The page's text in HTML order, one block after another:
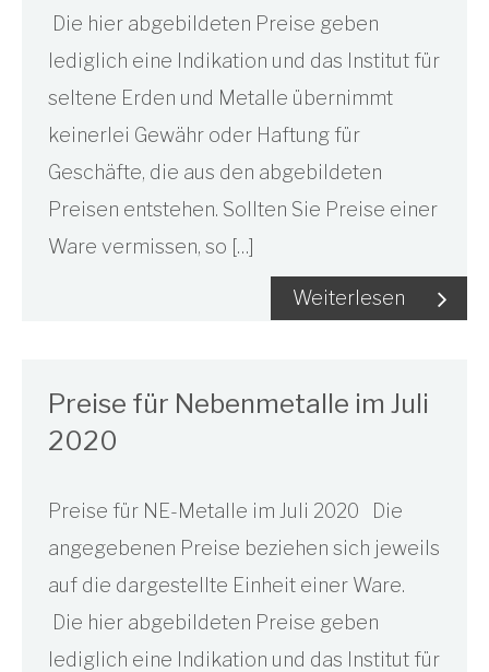
Die hier abgebildeten Preise geben
lediglich eine Indikation und das Institut für
seltene Erden und Metalle übernimmt
keinerlei Gewähr oder Haftung für
Geschäfte, die aus den abgebildeten
Preisen entstehen. Sollten Sie Preise einer
Ware vermissen, so […]
Weiterlesen
Preise für Nebenmetalle im Juli
2020
Preise für NE-Metalle im Juli 2020 Die
angegebenen Preise beziehen sich jeweils
auf die dargestellte Einheit einer Ware.
Die hier abgebildeten Preise geben
lediglich eine Indikation und das Institut für